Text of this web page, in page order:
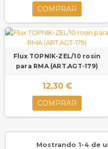
COMPRAR
Flux TOPNIK-ZEL/10 rosin
para RMA (ART.AGT-179)
12,30 €
COMPRAR
Mostrando 1-4 de